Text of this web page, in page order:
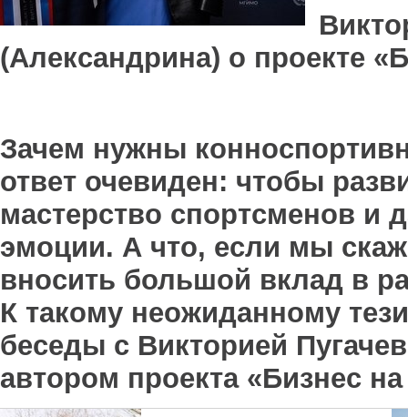
(Александрина) о проекте
Зачем нужны
ответ очевиден: чтобы
мастерство спортсменов и
эмоции. А что, если мы
вносить большой вклад в
К такому неожиданному
беседы с Викторией
автором проекта «Бизнес